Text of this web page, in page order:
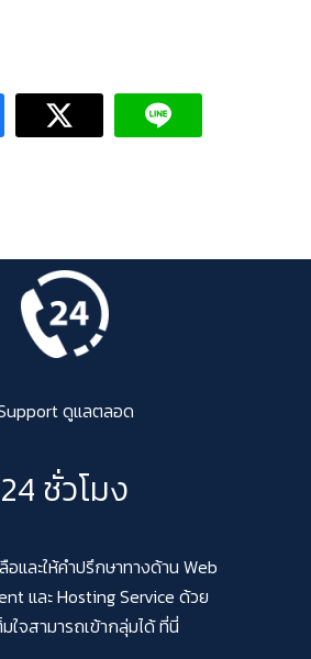
ดูแลตลอด
24 ชั่วโมง
และให้คำปรึกษาทางด้าน Web
และ Hosting Service ด้วย
ใจสามารถเข้ากลุ่มได้ ที่นี่